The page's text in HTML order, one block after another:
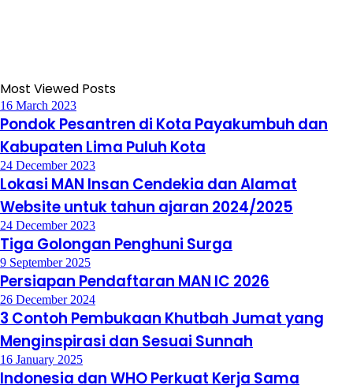
Most Viewed Posts
16 March 2023
Pondok Pesantren di Kota Payakumbuh dan
Kabupaten Lima Puluh Kota
24 December 2023
Lokasi MAN Insan Cendekia dan Alamat
Website untuk tahun ajaran 2024/2025
24 December 2023
Tiga Golongan Penghuni Surga
9 September 2025
Persiapan Pendaftaran MAN IC 2026
26 December 2024
3 Contoh Pembukaan Khutbah Jumat yang
Menginspirasi dan Sesuai Sunnah
16 January 2025
Indonesia dan WHO Perkuat Kerja Sama